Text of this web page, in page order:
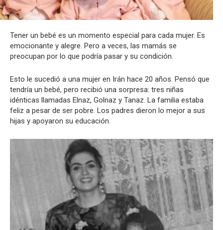
Tener un bebé es un momento especial para cada mujer. Es
emocionante y alegre. Pero a veces, las mamás se
preocupan por lo que podría pasar y su condición.
Esto le sucedió a una mujer en Irán hace 20 años. Pensó que
tendría un bebé, pero recibió una sorpresa: tres niñas
idénticas llamadas Elnaz, Golnaz y Tanaz. La familia estaba
feliz a pesar de ser pobre. Los padres dieron lo mejor a sus
hijas y apoyaron su educación.